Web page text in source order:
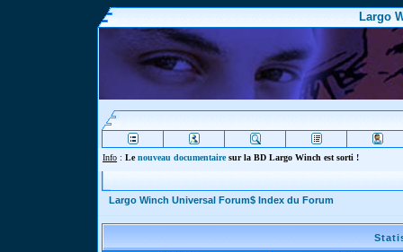
Largo
Info : Lenouveau documentairesur la BD Largo Winch est sorti !
Largo Winch Universal Forum$ Index du Forum